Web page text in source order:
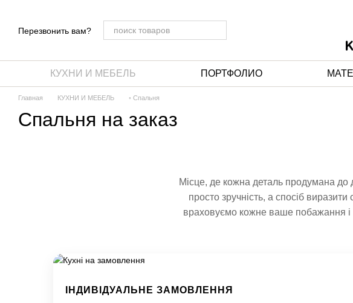
Перезвонить вам?
КУХНИ И МЕБЕЛЬ ПОРТФОЛИО
Главная КУХНИ И МЕБЕЛЬ ◦ Спальня
Спальня на заказ
Місце, де кожна деталь продумана до
просто зручність, а спосіб
враховуємо кожне ваше побажання і
ІНДИВІДУАЛЬНЕ ЗАМОВЛЕННЯ